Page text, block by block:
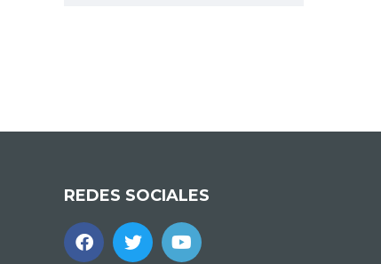
REDES SOCIALES